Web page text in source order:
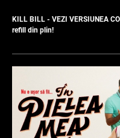
KILL BILL - VEZI VERSIUNEA
refill din plin!